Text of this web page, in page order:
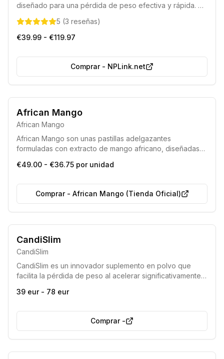
diseñado para una pérdida de peso efectiva y rápida. Su
extracto de baya de Acai, facilitando la eliminación de
grasa y apoyando el bienestar general. Este producto
metabolismo y controlar el apetito.
5 (3 reseñas)
€39.99 - €119.97
Comprar- NPLink.net
African Mango
African Mango
African Mango son unas pastillas adelgazantes
formuladas con extracto de mango africano, diseñadas
régimen enfocado en la pérdida de peso.
€49.00 - €36.75 por unidad
Comprar- African Mango (Tienda Oficial)
CandiSlim
CandiSlim
CandiSlim es un innovador suplemento en polvo que
facilita la pérdida de peso al acelerar significativamente
el cuerpo. Permite una entrada rápida en el estado de
39 eur - 78 eur
Comprar-